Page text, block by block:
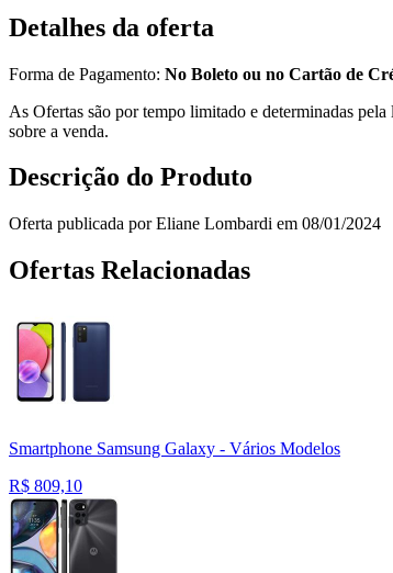
Detalhes da oferta
Forma de Pagamento: No Boleto ou no Cartão de
As Ofertas são por tempo limitado e determinadas
sobre a venda.
Descrição do Produto
Oferta publicada por Eliane Lombardi em 08/01/2024
Ofertas Relacionadas
Smartphone Samsung Galaxy - Vários Modelos
R$ 809,10